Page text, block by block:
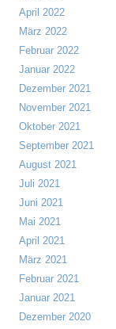
April 2022
März 2022
Februar 2022
Januar 2022
Dezember 2021
November 2021
Oktober 2021
September 2021
August 2021
Juli 2021
Juni 2021
Mai 2021
April 2021
März 2021
Februar 2021
Januar 2021
Dezember 2020